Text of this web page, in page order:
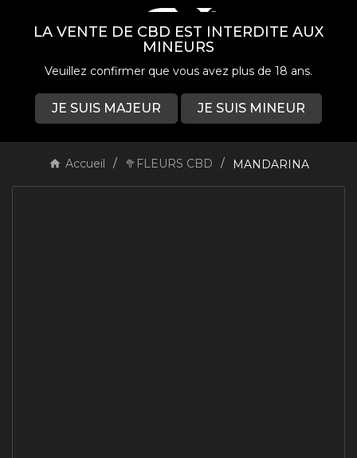
LA VENTE DE CBD EST INTERDITE AUX
MINEURS
Veuillez confirmer que vous avez plus de 18 ans.
JE SUIS MAJEUR JE SUIS MINEUR
Accueil 🥦FLEURS CBD MANDARINA